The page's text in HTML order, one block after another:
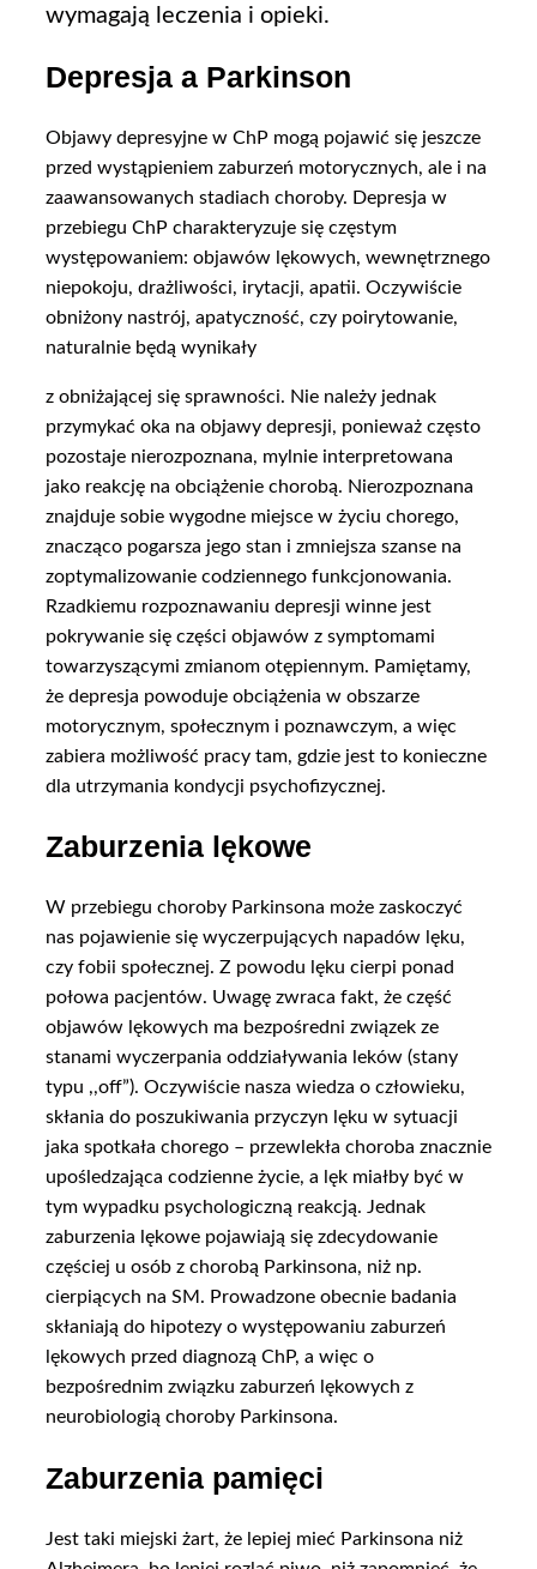
wymagają leczenia i opieki.
Depresja a Parkinson
Objawy depresyjne w ChP mogą pojawić się jeszcze
przed wystąpieniem zaburzeń motorycznych, ale i na
zaawansowanych stadiach choroby. Depresja w
przebiegu ChP charakteryzuje się częstym
występowaniem: objawów lękowych, wewnętrznego
niepokoju, drażliwości, irytacji, apatii. Oczywiście
obniżony nastrój, apatyczność, czy poirytowanie,
naturalnie będą wynikały
z obniżającej się sprawności. Nie należy jednak
przymykać oka na objawy depresji, ponieważ często
pozostaje nierozpoznana, mylnie interpretowana
jako reakcję na obciążenie chorobą. Nierozpoznana
znajduje sobie wygodne miejsce w życiu chorego,
znacząco pogarsza jego stan i zmniejsza szanse na
zoptymalizowanie codziennego funkcjonowania.
Rzadkiemu rozpoznawaniu depresji winne jest
pokrywanie się części objawów z symptomami
towarzyszącymi zmianom otępiennym. Pamiętamy,
że depresja powoduje obciążenia w obszarze
motorycznym, społecznym i poznawczym, a więc
zabiera możliwość pracy tam, gdzie jest to konieczne
dla utrzymania kondycji psychofizycznej.
Zaburzenia lękowe
W przebiegu choroby Parkinsona może zaskoczyć
nas pojawienie się wyczerpujących napadów lęku,
czy fobii społecznej. Z powodu lęku cierpi ponad
połowa pacjentów. Uwagę zwraca fakt, że część
objawów lękowych ma bezpośredni związek ze
stanami wyczerpania oddziaływania leków (stany
typu ,,off”). Oczywiście nasza wiedza o człowieku,
skłania do poszukiwania przyczyn lęku w sytuacji
jaka spotkała chorego – przewlekła choroba znacznie
upośledzająca codzienne życie, a lęk miałby być w
tym wypadku psychologiczną reakcją. Jednak
zaburzenia lękowe pojawiają się zdecydowanie
częściej u osób z chorobą Parkinsona, niż np.
cierpiących na SM. Prowadzone obecnie badania
skłaniają do hipotezy o występowaniu zaburzeń
lękowych przed diagnozą ChP, a więc o
bezpośrednim związku zaburzeń lękowych z
neurobiologią choroby Parkinsona.
Zaburzenia pamięci
Jest taki miejski żart, że lepiej mieć Parkinsona niż